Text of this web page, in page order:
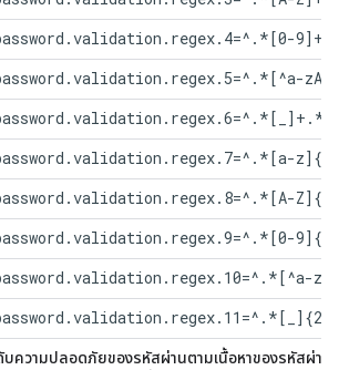
ความปลอดภัยของรหัสผ่านตามเนื้อหาของรหัสผ่า